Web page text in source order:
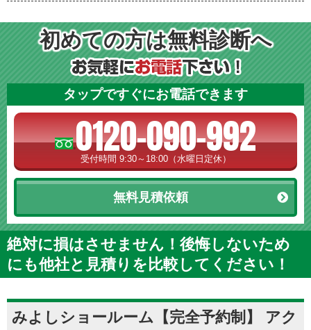
初めての方は無料診断へ
タップですぐにお電話できます
0120-090-992
受付時間 9:30～18:00（水曜日定休）
無料見積依頼
絶対に損はさせません！後悔しないため
にも他社と見積りを比較してください！
みよしショールーム【完全予約制】 アク